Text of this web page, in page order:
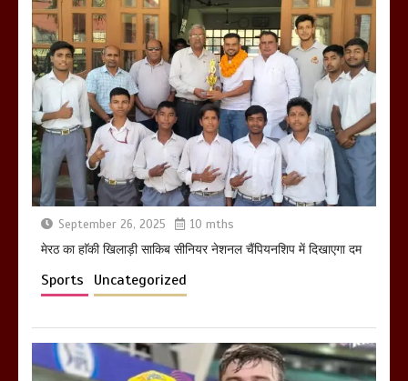
मेरठ सुराजकुंड शमशान घाट में चिता से अस्थि
उठाकर खाते कुत्ते का वीडियो इंटरनेट पर जमकर
हो रहा वायरल
March 6, 2025
होलिका रखने पर लात मार कर होलिका को किया
तहस नहस,मोहल्ले वालों के साथ की गई गाली
खराबा,
September 26, 2025 10 mths
मेरठ का हाॅकी खिलाड़ी साकिब सीनियर नेशनल चैंपियनशिप में दिखाएगा दम
Sports Uncategorized